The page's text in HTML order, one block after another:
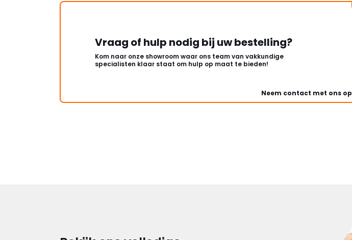
Vraag of hulp nodig bij uw bestelling?
Kom naar onze showroom waar ons team van vakkundige
specialisten klaar staat om hulp op maat te bieden!
Neem contact met ons op